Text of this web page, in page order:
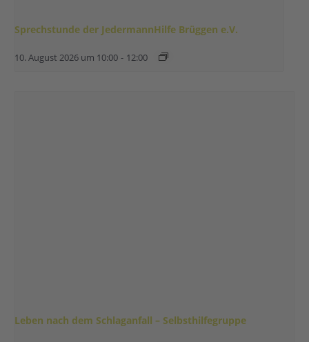
Sprechstunde der JedermannHilfe Brüggen e.V.
10. August 2026 um 10:00 - 12:00
Leben nach dem Schlaganfall – Selbsthilfegruppe